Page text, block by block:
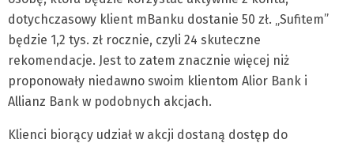
dotychczasowy klient mBanku dostanie 50 zł. „Sufitem”
będzie 1,2 tys. zł rocznie, czyli 24 skuteczne
rekomendacje. Jest to zatem znacznie więcej niż
proponowały niedawno swoim klientom Alior Bank i
Allianz Bank w podobnych akcjach.
Klienci biorący udział w akcji dostaną dostęp do